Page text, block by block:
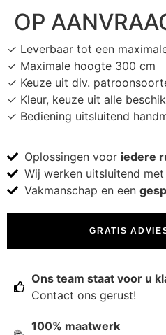
OP
✓ Leverbaar tot een
✓ Maximale hoogte 300 cm
✓ Keuze uit div.
✓ Kleur, keuze uit alle
✓ Bediening uitsluitend
Oplossingen voor iedere
Wij werken uitsluitend met
Vakmanschap en een
GRATIS
Ons team staat voor u
Contact ons gerust!
100% maatwerk